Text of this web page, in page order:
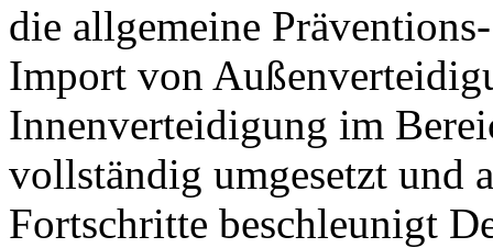
die allgemeine
Import von
Innenverteidigung im
vollständig umgesetzt und
Fortschritte beschleunigt